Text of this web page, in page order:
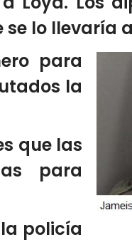
lo llevaría
para
la
que las
para
policía